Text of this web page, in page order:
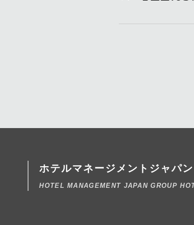
ホテルマネージメントジャパン
HOTEL MANAGEMENT JAPAN GROUP